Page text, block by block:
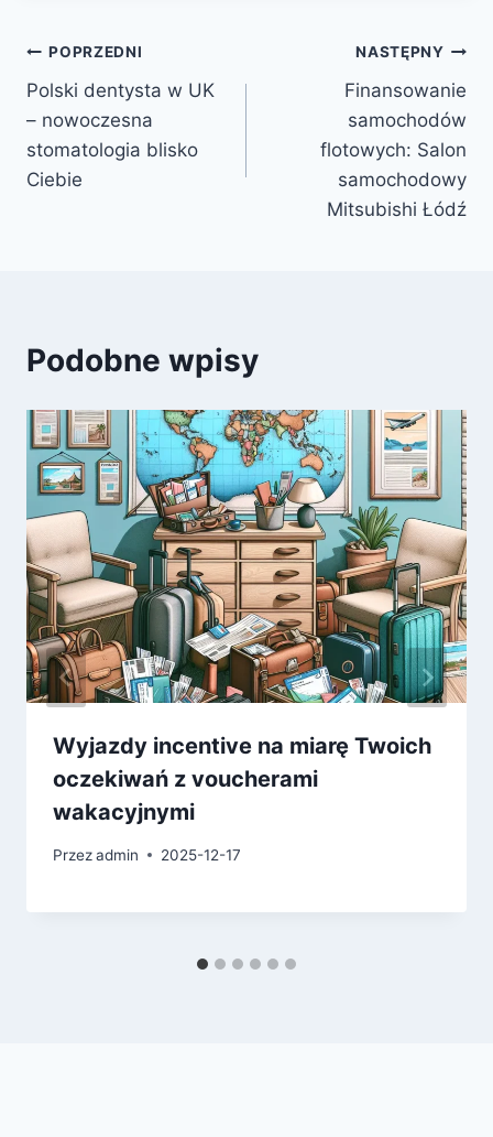
Nawigacja
wpisu
POPRZEDNI
Polski dentysta w UK
– nowoczesna
stomatologia blisko
Ciebie
NASTĘPNY
Finansowanie
samochodów
flotowych: Salon
samochodowy
Mitsubishi Łódź
Podobne wpisy
Wyjazdy incentive na miarę Twoich
oczekiwań z voucherami
wakacyjnymi
Przezadmin 2025-12-17